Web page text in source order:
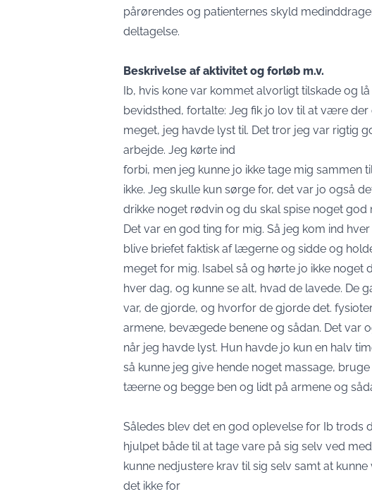
pårørendes og patienternes skyld
deltagelse.
Beskrivelse af aktivitet og forløb m.v.
Ib, hvis kone var kommet alvorligt tilskade og
bevidsthed, fortalte: Jeg fik jo lov til at være
meget, jeg havde lyst til. Det tror jeg var rigtig
arbejde. Jeg kørte ind
forbi, men jeg kunne jo ikke tage mig sammen
ikke. Jeg skulle kun sørge for, det var jo også
drikke noget rødvin og du skal spise noget
Det var en god ting for mig. Så jeg kom ind
blive briefet faktisk af lægerne og sidde og
meget for mig. Isabel så og hørte jo ikke noget
hver dag, og kunne se alt, hvad de lavede. De
var, de gjorde, og hvorfor de gjorde det.
armene, bevægede benene og sådan. Det var
når jeg havde lyst. Hun havde jo kun en halv
så kunne jeg give hende noget massage,
tæerne og begge ben og lidt på armene og
Således blev det en god oplevelse for Ib trods
hjulpet både til at tage vare på sig selv ved
kunne nedjustere krav til sig selv samt at
det ikke for